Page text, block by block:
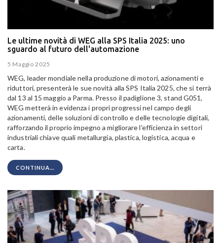
Le ultime novità di WEG alla SPS Italia 2025: uno
sguardo al futuro dell'automazione
5 Maggio 2025
WEG, leader mondiale nella produzione di motori, azionamenti e
riduttori, presenterà le sue novità alla SPS Italia 2025, che si terrà
dal 13 al 15 maggio a Parma. Presso il padiglione 3, stand G051,
WEG metterà in evidenza i propri progressi nel campo degli
azionamenti, delle soluzioni di controllo e delle tecnologie digitali,
rafforzando il proprio impegno a migliorare l'efficienza in settori
industriali chiave quali metallurgia, plastica, logistica, acqua e
carta.
CONTINUA...